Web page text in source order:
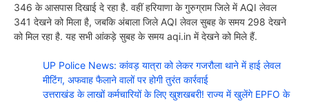
346 के आसपास दिखाई दे रहा है. वहीं हरियाणा के गुरुग्राम जिले में AQI लेवल
341 देखने को मिला है, जबकि अंबाला जिले AQI लेवल सुबह के समय 298 देखने
को मिल रहा है. यह सभी आंकड़े सुबह के समय aqi.in में देखने को मिले हैं.
UP Police News: कांवड़ यात्रा को लेकर गजरौला थाने में हाई लेवल
मीटिंग, अफवाह फैलाने वालों पर होगी तुरंत कार्रवाई
उत्तराखंड के लाखों कर्मचारियों के लिए खुशखबरी! राज्य में खुलेंगे EPFO के